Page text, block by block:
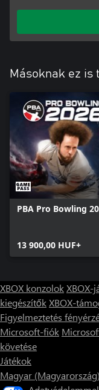
Másoknak ez is
PBA Pro Bowling
13 900,00 HUF+
XBOX konzolokXBOX-
kiegészítőkXBOX-
Figyelmeztetés
Microsoft-fiók
követése
Játékok
Magyar (Magyarország)